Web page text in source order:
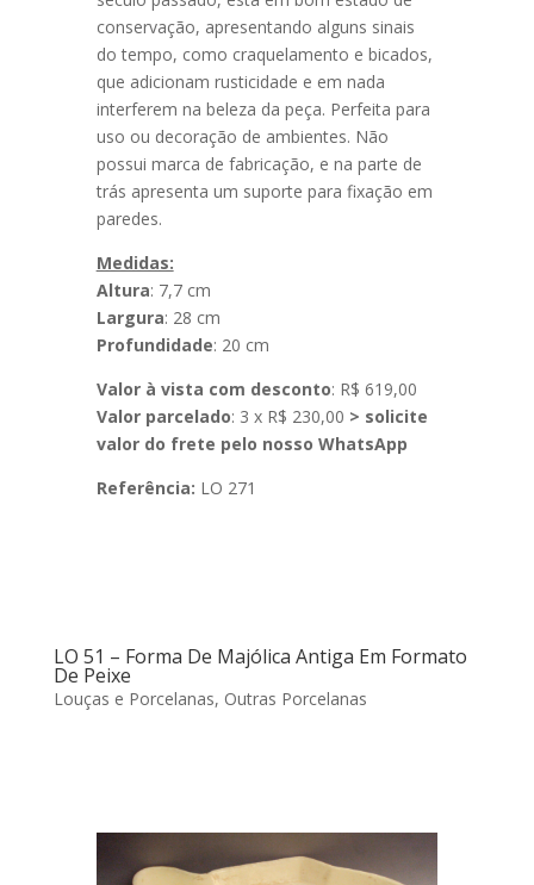
conservação, apresentando alguns sinais
do tempo, como craquelamento e bicados,
que adicionam rusticidade e em nada
interferem na beleza da peça. Perfeita para
uso ou decoração de ambientes. Não
possui marca de fabricação, e na parte de
trás apresenta um suporte para fixação em
paredes.
Medidas:
Altura: 7,7 cm
Largura: 28 cm
Profundidade: 20 cm
Valor à vista com desconto: R$ 619,00
Valor parcelado: 3 x R$ 230,00 > solicite
valor do frete pelo nosso WhatsApp
Referência: LO 271
LO 51 – Forma De Majólica Antiga Em Formato
De Peixe
Louças e Porcelanas, Outras Porcelanas